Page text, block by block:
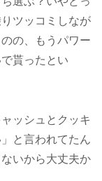
ツッコミしなが
の、もうパワー
貰ったとい
ッシュとクッキ
と言われてたん
いから大丈夫か